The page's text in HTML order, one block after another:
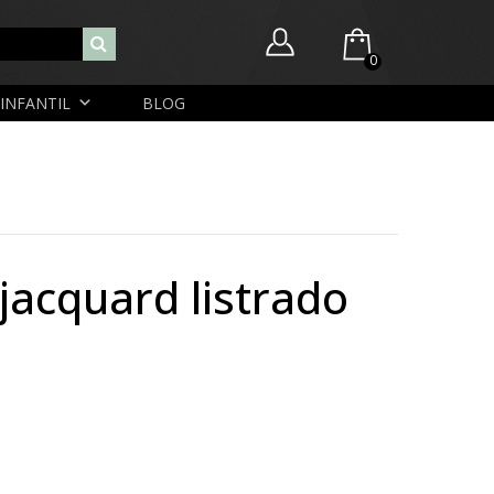
0
Você ainda não possui itens no seu carrinho.
Nome de usuário ou endereço de e-mail
Lembrar-me
INFANTIL BLOG